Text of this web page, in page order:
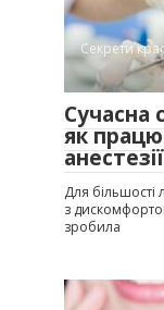
Секрети
Сучасна
як
анестезії
Для більшості
з
зробила